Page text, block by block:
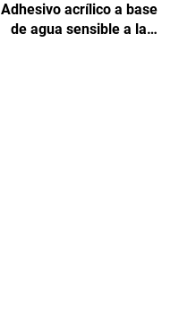
Adhesivo acrílico a base
de agua sensible a la